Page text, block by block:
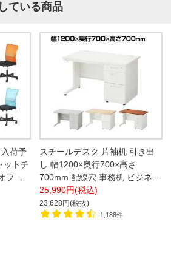
ている商品
入荷予
ットチ
フィ
議椅
スチールデスク 片袖机 引き出
し 幅1200×奥行700×高さ
700mm 配線穴 事務机 ビジネス
デスク
25,990円(税込)
23,628円(税抜)
1,188件